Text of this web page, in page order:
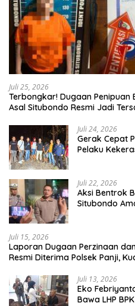
Juli 25, 2026
Terbongkar! Dugaan
Asal Situbondo Resmi Jadi
Juli 24, 2026
Gerak Cepat
Pelaku
Juli 22, 2026
Aksi Bentrok
Situbondo
Juli 15, 2026
Laporan Dugaan Perzinaan
Resmi Diterima Polsek Panji,
Juli 13, 2026
Eko
Bawa LHP